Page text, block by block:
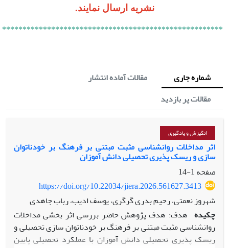
نشریه ارسال نمایند.
******************************************************
شماره جاری
مقالات آماده انتشار
مقالات پر بازدید
انگیزش و یادگیری
اثر مداخلات روانشناسی مثبت مبتنی بر فرهنگ بر خودناتوان
سازی و ریسک پذیری تحصیلی دانش آموزان
صفحه1-14
https://doi.org/10.22034/jiera.2026.561627.3413
شهروز نعمتی، رحیم بدری گرگری، یوسف ادیب، رباب جاهدی
چکیده هدف: هدف پژوهش حاضر بررسی اثر بخشی مداخلات
روانشناسی مثبت مبتنی بر فرهنگ بر خودناتوان سازی تحصیلی و
ریسک پذیری تحصیلی دانش آموزان با عملکرد تحصیلی پایین